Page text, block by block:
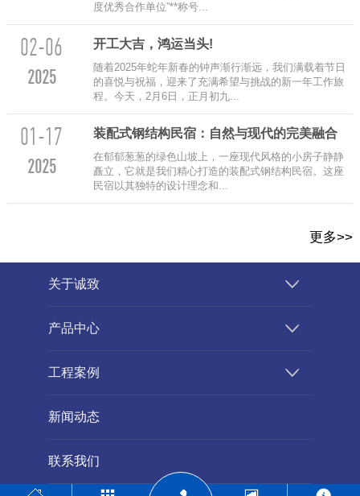
度优秀合作单位”**称号...
02-06
2025
‌开工大吉，鸿运当头!
随着2025年蛇年新春的钟声渐行渐远，我们满载着节日
的喜悦与祝福，迎来了充满希望与挑战的新一年工作旅
程。今天，2月6日，正月初九...
01-17
2025
装配式钢结构民宿：自然与现代的完美融合
在郁郁葱葱的绿色山坡上，一座现代风格的小房子静静
矗立，它就是我们精心打造的装配式钢结构民宿。这座
民宿以其独特的设计理念和...
更多>>
关于诚致
产品中心
工程案例
新闻动态
联系我们